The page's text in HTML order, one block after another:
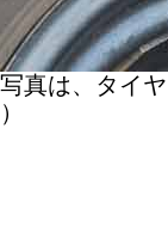
写真は、タイ